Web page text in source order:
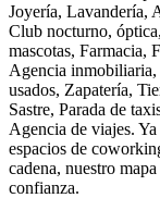
Joyería, Lavandería,
Club nocturno,
mascotas, Farmacia,
Agencia inmobiliaria,
usados, Zapatería,
Sastre, Parada de
Agencia de viajes. Ya
espacios de
cadena, nuestro
confianza.